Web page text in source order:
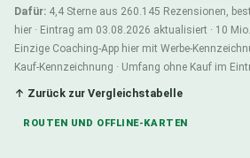
Dafür: 4,4 Sterne aus 260.145 Rezensionen,
hier · Eintrag am 03.08.2026 aktualisiert · 10
Einzige Coaching-App hier mit Werbe-
Kauf-Kennzeichnung · Umfang ohne Kauf im
↑ Zurück zur Vergleichstabelle
ROUTEN UND OFFLINE-KARTEN